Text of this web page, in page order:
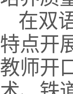
在双
特点开
教师开